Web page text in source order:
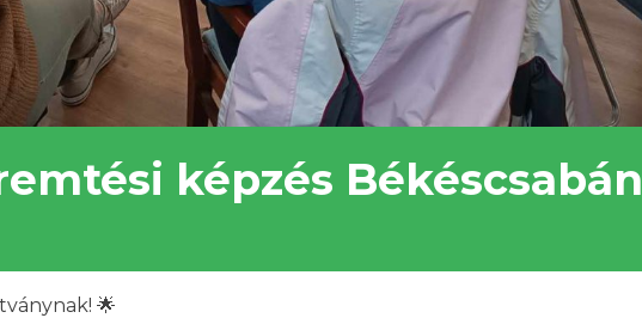
képzés Békéscsabán
🌟